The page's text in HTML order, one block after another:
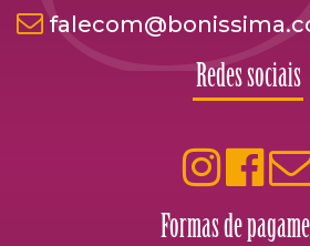
Redes sociais
Formas de